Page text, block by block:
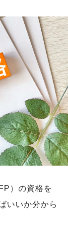
）の資格を
いいか分から